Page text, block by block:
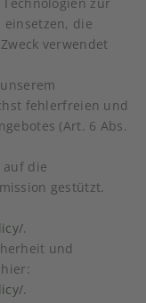
die
verwendet
fehlerfreien und
(Art. 6 Abs.
auf die
gestützt.
.
und
.